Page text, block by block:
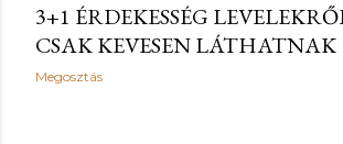
3+1 ÉRDEKESSÉG
CSAK KEVESEN LÁTHATNAK
Megosztás